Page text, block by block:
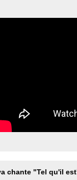
chante "Tel qu'il